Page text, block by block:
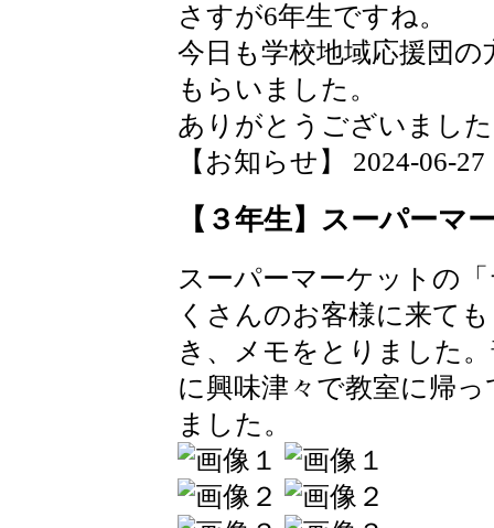
さすが6年生ですね。
今日も学校地域応援団
もらいました。
ありがとうございまし
【お知らせ】 2024-06-27
【３年生】スーパーマ
スーパーマーケットの
くさんのお客様に来て
き、メモをとりました
に興味津々で教室に帰
ました。